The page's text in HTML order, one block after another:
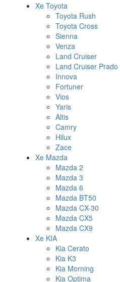
Xe Toyota
Toyota Rush
Toyota Cross
Sienna
Venza
Land Cruiser
Land Cruiser Prado
Innova
Fortuner
Vios
Yaris
Altis
Camry
Hilux
Zace
Xe Mazda
Mazda 2
Mazda 3
Mazda 6
Mazda BT50
Mazda CX-30
Mazda CX5
Mazda CX9
Xe KIA
Kia Cerato
Kia K3
Kia Morning
Kia Optima